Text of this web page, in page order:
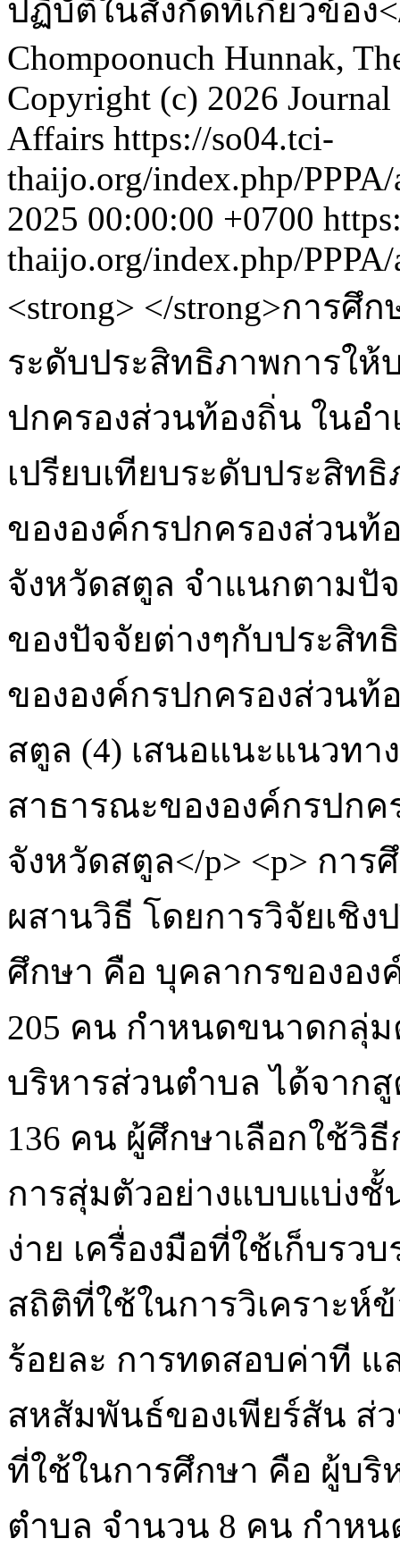
ปฏิบัติในสังกัดที่เกี่ยวข้อง
Chompoonuch Hunnak,
Copyright (c) 2026
Affairs https://so04.tci-
thaijo.org/index.php/
2025 00:00:00 +0700
thaijo.org/index.php/
<strong> </strong>การ
ระดับประสิทธิภาพการให้
ปกครองส่วนท้องถิ่น ในอ
เปรียบเทียบระดับประสิท
ขององค์กรปกครองส่วนท้
จังหวัดสตูล จำแนกตามปั
ของปัจจัยต่างๆกับประสิท
ขององค์กรปกครองส่วนท้
สตูล (4) เสนอแนะแนวทา
สาธารณะขององค์กรปกค
จังหวัดสตูล</p> <p> กา
ผสานวิธี โดยการวิจัยเชิ
ศึกษา คือ บุคลากรของอ
205 คน กำหนดขนาดกลุ่ม
บริหารส่วนตำบล ได้จาก
136 คน ผู้ศึกษาเลือกใช้วิ
การสุ่มตัวอย่างแบบแบ่งชั้
ง่าย เครื่องมือที่ใช้เก็บร
สถิติที่ใช้ในการวิเคราะห์
ร้อยละ การทดสอบค่าที แ
สหสัมพันธ์ของเพียร์สัน ส่
ที่ใช้ในการศึกษา คือ ผู้บริ
ตำบล จำนวน 8 คน กำห